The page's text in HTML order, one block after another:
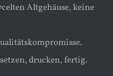
Altgehäuse, keine
drucken, fertig.